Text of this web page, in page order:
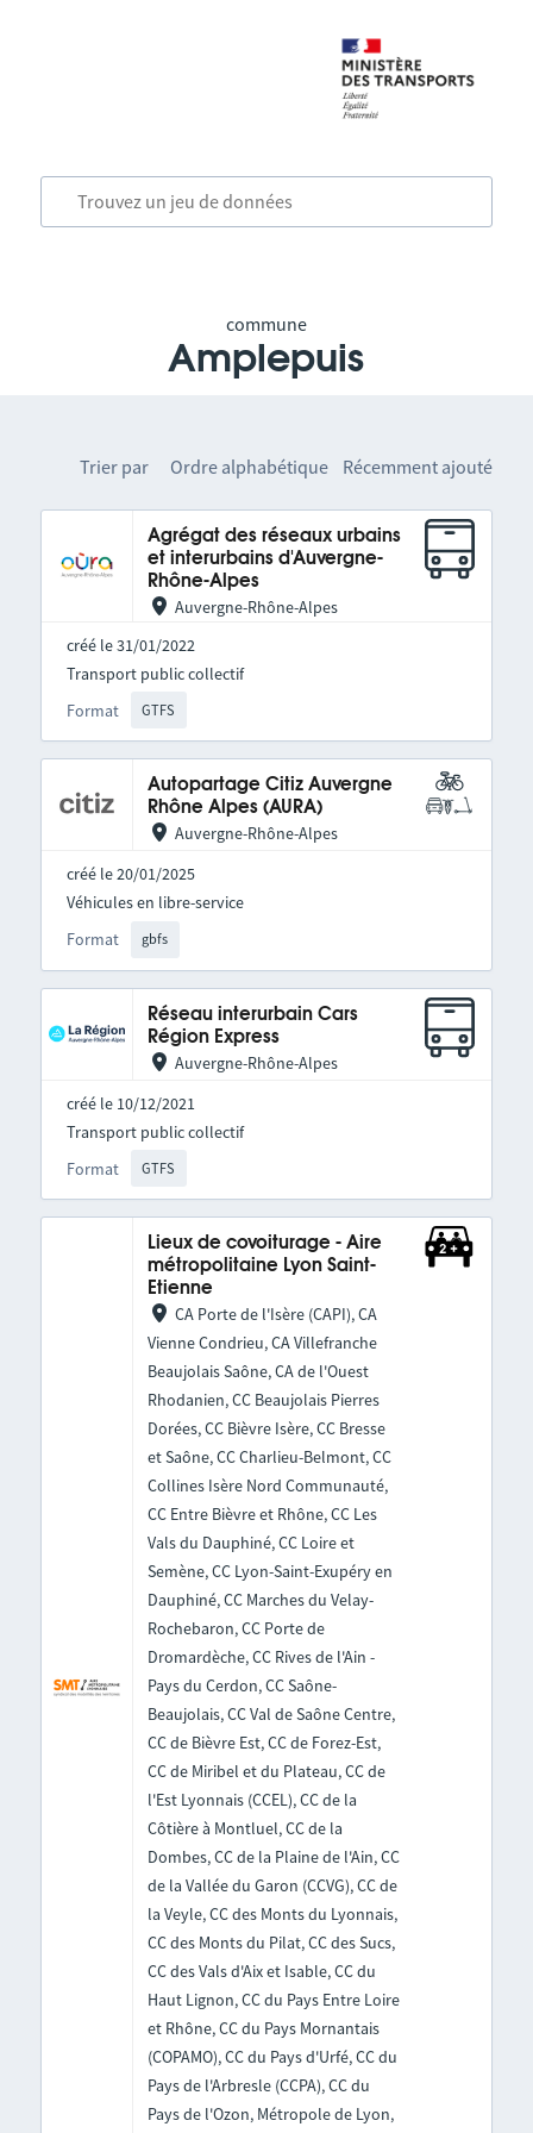
commune
Amplepuis
Trier par Ordre alphabétique Récemment ajouté
Agrégat des réseaux urbains
et interurbains d'Auvergne-
Rhône-Alpes
Auvergne-Rhône-Alpes
créé le 31/01/2022
Format GTFS
Transport public collectif
Autopartage Citiz Auvergne
Rhône Alpes (AURA)
Auvergne-Rhône-Alpes
créé le 20/01/2025
Format gbfs
Véhicules en libre-service
Réseau interurbain Cars
Région Express
Auvergne-Rhône-Alpes
créé le 10/12/2021
Format GTFS
Transport public collectif
Lieux de covoiturage - Aire
métropolitaine Lyon Saint-
Etienne
CA Porte de l'Isère (CAPI), CA
Vienne Condrieu, CA Villefranche
Beaujolais Saône, CA de l'Ouest
Rhodanien, CC Beaujolais Pierres
Dorées, CC Bièvre Isère, CC Bresse
et Saône, CC Charlieu-Belmont, CC
Collines Isère Nord Communauté,
CC Entre Bièvre et Rhône, CC Les
Vals du Dauphiné, CC Loire et
Semène, CC Lyon-Saint-Exupéry en
Dauphiné, CC Marches du Velay-
Rochebaron, CC Porte de
Dromardèche, CC Rives de l'Ain -
Pays du Cerdon, CC Saône-
Beaujolais, CC Val de Saône Centre,
CC de Bièvre Est, CC de Forez-Est,
CC de Miribel et du Plateau, CC de
l'Est Lyonnais (CCEL), CC de la
Côtière à Montluel, CC de la
Dombes, CC de la Plaine de l'Ain, CC
de la Vallée du Garon (CCVG), CC de
la Veyle, CC des Monts du Lyonnais,
CC des Monts du Pilat, CC des Sucs,
CC des Vals d'Aix et Isable, CC du
Haut Lignon, CC du Pays Entre Loire
et Rhône, CC du Pays Mornantais
(COPAMO), CC du Pays d'Urfé, CC du
Pays de l'Arbresle (CCPA), CC du
Pays de l'Ozon, Métropole de Lyon,